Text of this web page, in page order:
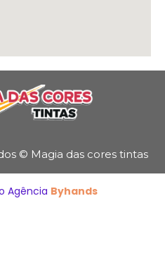
© Magia das cores tintas
Agência Byhands